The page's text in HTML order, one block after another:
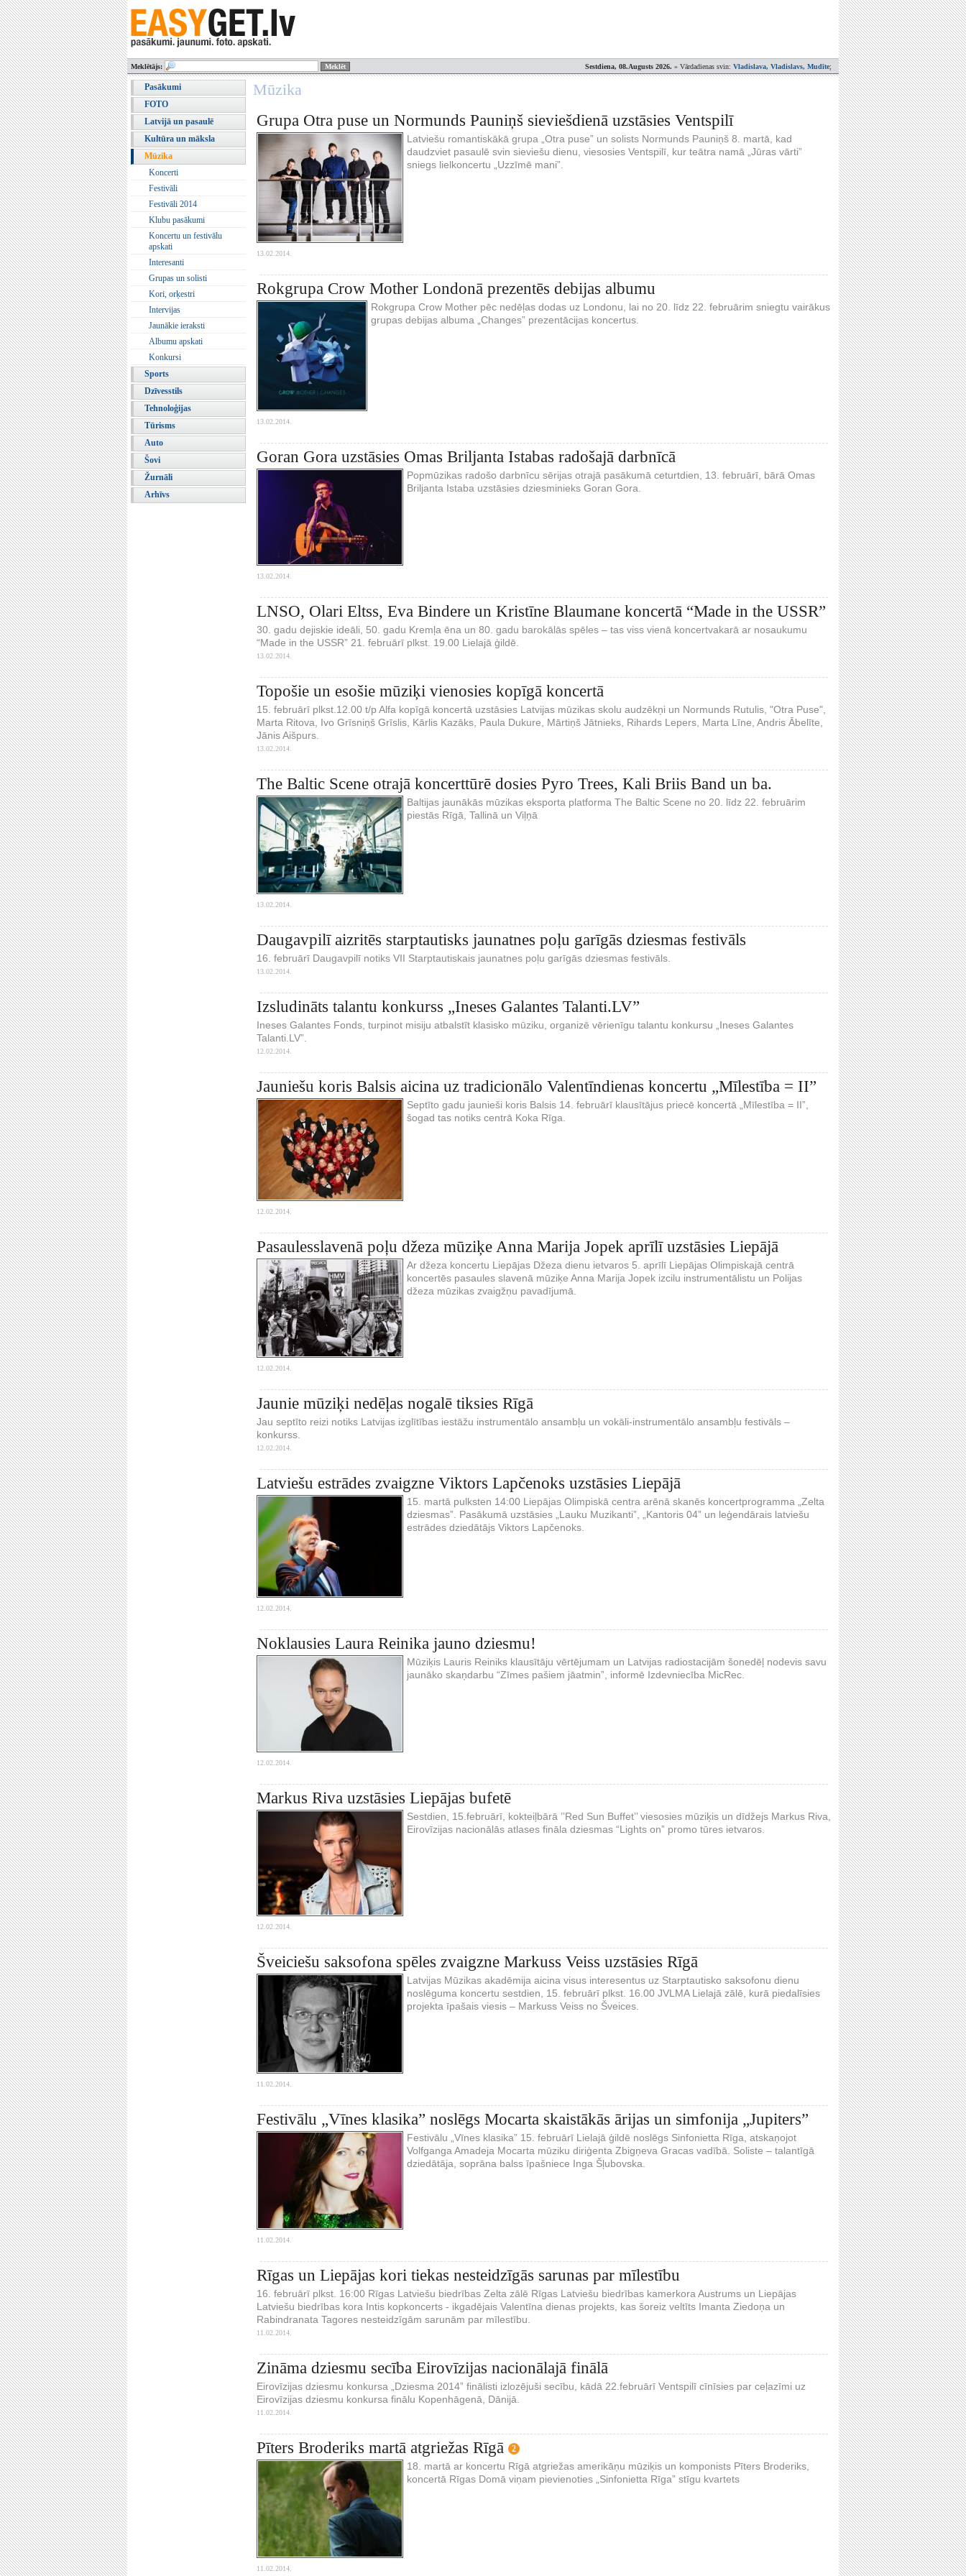
Sestdiena, 08.Augusts 2026. » Vārdadienas svin: Vladislava, Vladislavs, Mudīte;
Meklētājs:
Pasākumi
FOTO
Latvijā un pasaulē
Kultūra un māksla
Mūzika
Koncerti
Festivāli
Festivāli 2014
Klubu pasākumi
Koncertu un festivālu
apskati
Interesanti
Grupas un solisti
Kori, orķestri
Intervijas
Jaunākie ieraksti
Albumu apskati
Konkursi
Sports
Dzīvesstils
Tehnoloģijas
Tūrisms
Auto
Šovi
Žurnāli
Arhīvs
Mūzika
Grupa Otra puse un Normunds Pauniņš sieviešdienā uzstāsies Ventspilī
Latviešu romantiskākā grupa „Otra puse” un solists Normunds Pauniņš 8. martā, kad
daudzviet pasaulē svin sieviešu dienu, viesosies Ventspilī, kur teātra namā „Jūras vārti”
sniegs lielkoncertu „Uzzīmē mani”.
13.02.2014.
Rokgrupa Crow Mother Londonā prezentēs debijas albumu
Rokgrupa Crow Mother pēc nedēļas dodas uz Londonu, lai no 20. līdz 22. februārim sniegtu vairākus
grupas debijas albuma „Changes” prezentācijas koncertus.
13.02.2014.
Goran Gora uzstāsies Omas Briljanta Istabas radošajā darbnīcā
Popmūzikas radošo darbnīcu sērijas otrajā pasākumā ceturtdien, 13. februārī, bārā Omas
Briljanta Istaba uzstāsies dziesminieks Goran Gora.
13.02.2014.
LNSO, Olari Eltss, Eva Bindere un Kristīne Blaumane koncertā “Made in the USSR”
30. gadu dejiskie ideāli, 50. gadu Kremļa ēna un 80. gadu barokālās spēles – tas viss vienā koncertvakarā ar nosaukumu
“Made in the USSR” 21. februārī plkst. 19.00 Lielajā ģildē.
13.02.2014.
Topošie un esošie mūziķi vienosies kopīgā koncertā
15. februārī plkst.12.00 t/p Alfa kopīgā koncertā uzstāsies Latvijas mūzikas skolu audzēkņi un Normunds Rutulis, "Otra Puse",
Marta Ritova, Ivo Grīsniņš Grīslis, Kārlis Kazāks, Paula Dukure, Mārtiņš Jātnieks, Rihards Lepers, Marta Līne, Andris Ābelīte,
Jānis Aišpurs.
13.02.2014.
The Baltic Scene otrajā koncerttūrē dosies Pyro Trees, Kali Briis Band un ba.
Baltijas jaunākās mūzikas eksporta platforma The Baltic Scene no 20. līdz 22. februārim
piestās Rīgā, Tallinā un Viļņā
13.02.2014.
Daugavpilī aizritēs starptautisks jaunatnes poļu garīgās dziesmas festivāls
16. februārī Daugavpilī notiks VII Starptautiskais jaunatnes poļu garīgās dziesmas festivāls.
13.02.2014.
Izsludināts talantu konkurss „Ineses Galantes Talanti.LV”
Ineses Galantes Fonds, turpinot misiju atbalstīt klasisko mūziku, organizē vērienīgu talantu konkursu „Ineses Galantes
Talanti.LV”.
12.02.2014.
Jauniešu koris Balsis aicina uz tradicionālo Valentīndienas koncertu „Mīlestība = II”
Septīto gadu jaunieši koris Balsis 14. februārī klausītājus priecē koncertā „Mīlestība = II”,
šogad tas notiks centrā Koka Rīga.
12.02.2014.
Pasaulesslavenā poļu džeza mūziķe Anna Marija Jopek aprīlī uzstāsies Liepājā
Ar džeza koncertu Liepājas Džeza dienu ietvaros 5. aprīlī Liepājas Olimpiskajā centrā
koncertēs pasaules slavenā mūziķe Anna Marija Jopek izcilu instrumentālistu un Polijas
džeza mūzikas zvaigžņu pavadījumā.
12.02.2014.
Jaunie mūziķi nedēļas nogalē tiksies Rīgā
Jau septīto reizi notiks Latvijas izglītības iestāžu instrumentālo ansambļu un vokāli-instrumentālo ansambļu festivāls –
konkurss.
12.02.2014.
Latviešu estrādes zvaigzne Viktors Lapčenoks uzstāsies Liepājā
15. martā pulksten 14:00 Liepājas Olimpiskā centra arēnā skanēs koncertprogramma „Zelta
dziesmas”. Pasākumā uzstāsies „Lauku Muzikanti”, „Kantoris 04” un leģendārais latviešu
estrādes dziedātājs Viktors Lapčenoks.
12.02.2014.
Noklausies Laura Reinika jauno dziesmu!
Mūziķis Lauris Reiniks klausītāju vērtējumam un Latvijas radiostacijām šonedēļ nodevis savu
jaunāko skaņdarbu “Zīmes pašiem jāatmin”, informē Izdevniecība MicRec.
12.02.2014.
Markus Riva uzstāsies Liepājas bufetē
Sestdien, 15.februārī, kokteiļbārā ’’Red Sun Buffet’’ viesosies mūziķis un dīdžejs Markus Riva,
Eirovīzijas nacionālās atlases fināla dziesmas “Lights on” promo tūres ietvaros.
12.02.2014.
Šveiciešu saksofona spēles zvaigzne Markuss Veiss uzstāsies Rīgā
Latvijas Mūzikas akadēmija aicina visus interesentus uz Starptautisko saksofonu dienu
noslēguma koncertu sestdien, 15. februārī plkst. 16.00 JVLMA Lielajā zālē, kurā piedalīsies
projekta īpašais viesis – Markuss Veiss no Šveices.
11.02.2014.
Festivālu „Vīnes klasika” noslēgs Mocarta skaistākās ārijas un simfonija „Jupiters”
Festivālu „Vīnes klasika” 15. februārī Lielajā ģildē noslēgs Sinfonietta Rīga, atskaņojot
Volfganga Amadeja Mocarta mūziku diriģenta Zbigņeva Gracas vadībā. Soliste – talantīgā
dziedātāja, soprāna balss īpašniece Inga Šļubovska.
11.02.2014.
Rīgas un Liepājas kori tiekas nesteidzīgās sarunas par mīlestību
16. februārī plkst. 16:00 Rīgas Latviešu biedrības Zelta zālē Rīgas Latviešu biedrības kamerkora Austrums un Liepājas
Latviešu biedrības kora Intis kopkoncerts - ikgadējais Valentīna dienas projekts, kas šoreiz veltīts Imanta Ziedoņa un
Rabindranata Tagores nesteidzīgām sarunām par mīlestību.
11.02.2014.
Zināma dziesmu secība Eirovīzijas nacionālajā finālā
Eirovīzijas dziesmu konkursa „Dziesma 2014” finālisti izlozējuši secību, kādā 22.februārī Ventspilī cīnīsies par ceļazīmi uz
Eirovīzijas dziesmu konkursa finālu Kopenhāgenā, Dānijā.
11.02.2014.
Pīters Broderiks martā atgriežas Rīgā 2
18. martā ar koncertu Rīgā atgriežas amerikāņu mūziķis un komponists Pīters Broderiks,
koncertā Rīgas Domā viņam pievienoties „Sinfonietta Rīga” stīgu kvartets
11.02.2014.